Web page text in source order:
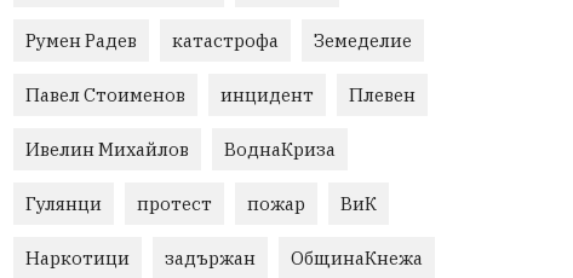
Румен Радев катастрофа Земеделие
Павел Стоименов инцидент Плевен
Ивелин Михайлов ВоднаКриза
Гулянци протест пожар ВиК
Наркотици задържан ОбщинаКнежа